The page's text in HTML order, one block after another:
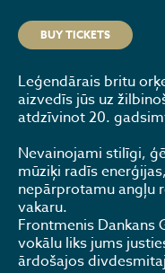
BUY TICKETS
Leģendārais britu
aizvedīs jūs uz
atdzīvinot 20.
Nevainojami stilīgi,
mūziķi radīs
nepārprotamu angļu
vakaru.
Frontmenis Dankans
vokālu liks jums
ārdošajos